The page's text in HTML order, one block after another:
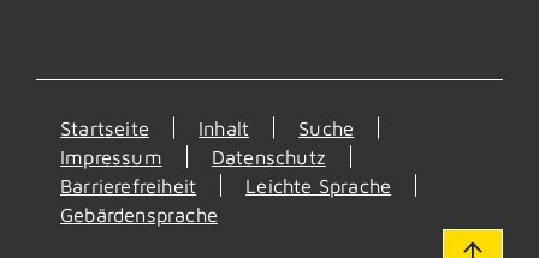
Startseite Inhalt
Suche
Impressum
Datenschutz
Barrierefreiheit
Leichte Sprache
Gebärdensprache